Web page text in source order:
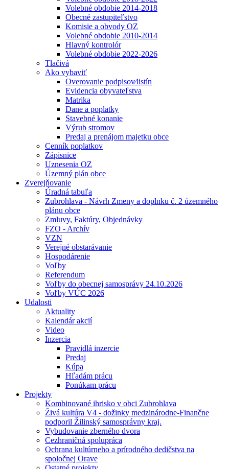
Volebné obdobie 2014-2018
Obecné zastupiteľstvo
Komisie a obvody OZ
Volebné obdobie 2010-2014
Hlavný kontrolór
Volebné obdobie 2022-2026
Tlačivá
Ako vybaviť
Overovanie podpisov⁄listín
Evidencia obyvateľstva
Matrika
Dane a poplatky
Stavebné konanie
Výrub stromov
Predaj a prenájom majetku obce
Cenník poplatkov
Zápisnice
Uznesenia OZ
Územný plán obce
Zverejňovanie
Úradná tabuľa
Zubrohlava - Návrh Zmeny a doplnku č. 2 územného
plánu obce
Zmluvy, Faktúry, Objednávky
FZO - Archív
VZN
Verejné obstarávanie
Hospodárenie
Voľby
Referendum
Voľby do obecnej samosprávy 24.10.2026
Voľby VÚC 2026
Udalosti
Aktuality
Kalendár akcií
Video
Inzercia
Pravidlá inzercie
Predaj
Kúpa
Hľadám prácu
Ponúkam prácu
Projekty
Kombinované ihrisko v obci Zubrohlava
Živá kultúra V4 - dožinky medzinárodne-Finančne
podporil Žilinský samosprávny kraj.
Vybudovanie zberného dvora
Cezhraničná spolupráca
Ochrana kultúrneho a prírodného dedičstva na
spoločnej Orave